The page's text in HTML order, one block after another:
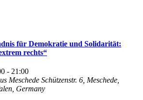
für Demokratie und Solidarität:
rechts“
- 21:00
Meschede Schützenstr. 6, Meschede,
Germany